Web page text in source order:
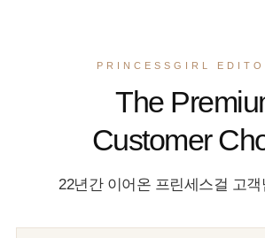
PRINCESSGIRL
The
Customer
22년간 이어온 프린세스걸 고객